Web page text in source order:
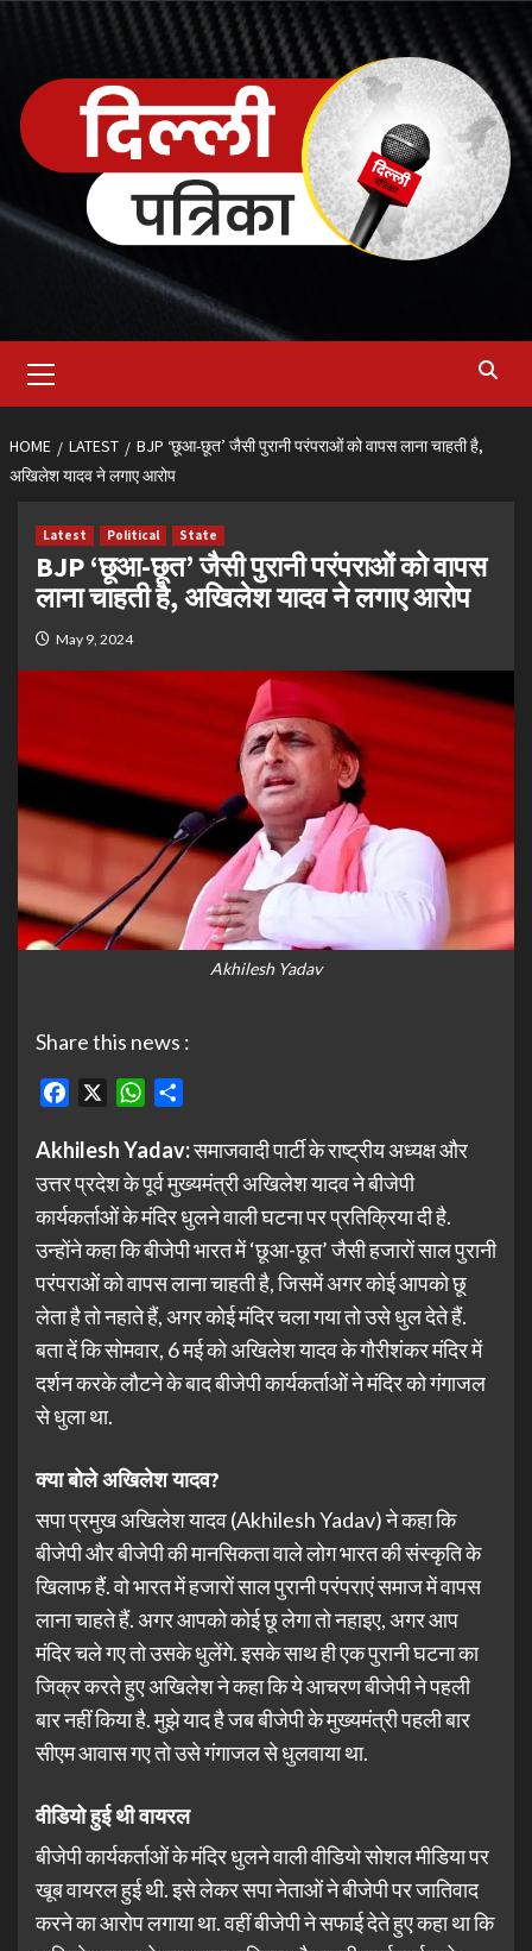
content
Menu
HOME LATEST
BJP ‘छूआ-छूत’ जैसी पुरानी परंपराओं को वापस लाना चाहती है,
अखिलेश यादव ने लगाए आरोप
Latest Political State
BJP ‘छूआ-छूत’ जैसी पुरानी परंपराओं को वापस
लाना चाहती है, अखिलेश यादव ने लगाए आरोप
May 9, 2024
Akhilesh Yadav
Share this news :
Facebook WhatsApp
Akhilesh Yadav:समाजवादी पार्टी के राष्ट्रीय अध्यक्ष और
उत्तर प्रदेश के पूर्व मुख्यमंत्री अखिलेश यादव ने बीजेपी
कार्यकर्ताओं के मंदिर धुलने वाली घटना पर प्रतिक्रिया दी है.
उन्होंने कहा कि बीजेपी भारत में ‘छूआ-छूत’ जैसी हजारों साल पुरानी
परंपराओं को वापस लाना चाहती है, जिसमें अगर कोई आपको छू
लेता है तो नहाते हैं, अगर कोई मंदिर चला गया तो उसे धुल देते हैं.
बता दें कि सोमवार, 6 मई को अखिलेश यादव के गौरीशंकर मंदिर में
दर्शन करके लौटने के बाद बीजेपी कार्यकर्ताओं ने मंदिर को गंगाजल
से धुला था.
क्या बोले अखिलेश यादव?
सपा प्रमुख अखिलेश यादव (Akhilesh Yadav) ने कहा कि
बीजेपी और बीजेपी की मानसिकता वाले लोग भारत की संस्कृति के
खिलाफ हैं. वो भारत में हजारों साल पुरानी परंपराएं समाज में वापस
लाना चाहते हैं. अगर आपको कोई छू लेगा तो नहाइए, अगर आप
मंदिर चले गए तो उसके धुलेंगे. इसके साथ ही एक पुरानी घटना का
जिक्र करते हुए अखिलेश ने कहा कि ये आचरण बीजेपी ने पहली
बार नहीं किया है. मुझे याद है जब बीजेपी के मुख्यमंत्री पहली बार
सीएम आवास गए तो उसे गंगाजल से धुलवाया था.
वीडियो हुई थी वायरल
बीजेपी कार्यकर्ताओं के मंदिर धुलने वाली वीडियो सोशल मीडिया पर
खूब वायरल हुई थी. इसे लेकर सपा नेताओं ने बीजेपी पर जातिवाद
करने का आरोप लगाया था. वहीं बीजेपी ने सफाई देते हुए कहा था कि